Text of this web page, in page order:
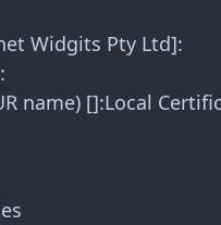
Widgits Pty Ltd]:
name) []:Local